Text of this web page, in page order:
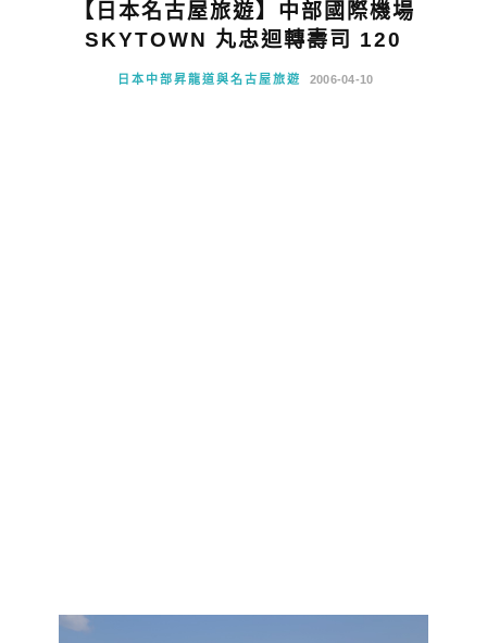
【日本名古屋旅遊】中部國際機場
SKYTOWN 丸忠迴轉壽司 120
日本中部昇龍道與名古屋旅遊 2006-04-10